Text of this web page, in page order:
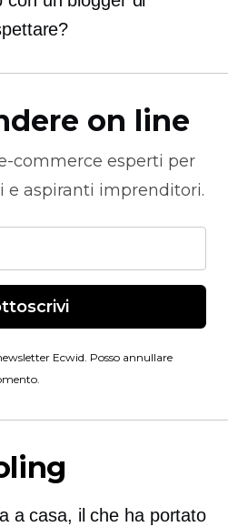
on line
commerce esperti per
e aspiranti imprenditori.
Ecwid. Posso annullare
a casa, il che ha portato